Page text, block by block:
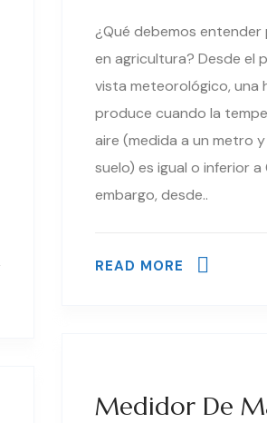
¿Qué debemos entender
en agricultura? Desde el
vista meteorológico, una
produce cuando la
aire (medida a un metro
suelo) es igual o inferior a
embargo, desde..
READ MORE
Medidor De